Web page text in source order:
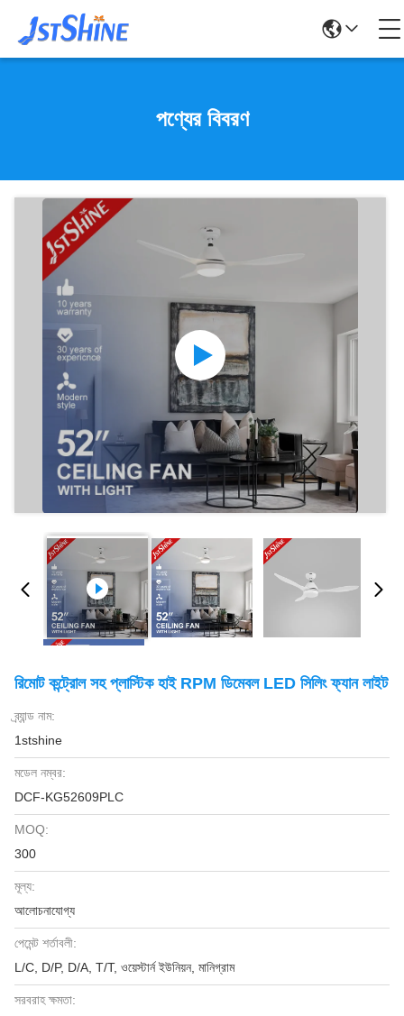
পণ্যের বিবরণ
রিমোট কন্ট্রোল সহ প্লাস্টিক হাই RPM ডিমেবল LED সিলিং ফ্যান লাইট
ব্র্যান্ড নাম:
1stshine
মডেল নম্বর:
DCF-KG52609PLC
MOQ:
300
মূল্য:
আলোচনাযোগ্য
পেমেন্ট শর্তাবলী:
L/C, D/P, D/A, T/T, ওয়েস্টার্ন ইউনিয়ন, মানিগ্রাম
সরবরাহ ক্ষমতা: